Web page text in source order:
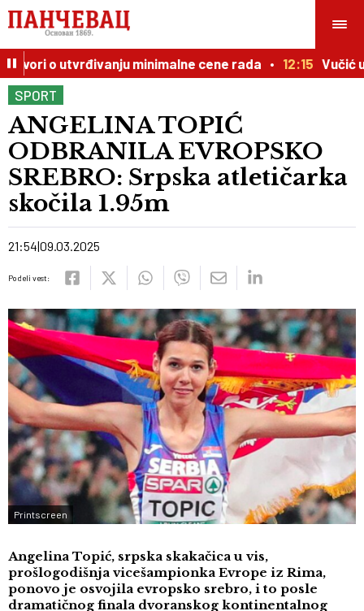
o utvrđivanju minimalne cene rada 12:15 Vučić u
SPORT
ANGELINA TOPIĆ
ODBRANILA EVROPSKO
SREBRO: Srpska atletičarka
skočila 1.95m
21:54 09.03.2025
Podeli vest:
Printscreen
Angelina Topić, srpska skakačica u vis,
prošlogodišnja vicešampionka Evrope iz Rima,
ponovo je osvojila evropsko srebro, i to posle
dramatičnog finala dvoranskog kontinentalnog